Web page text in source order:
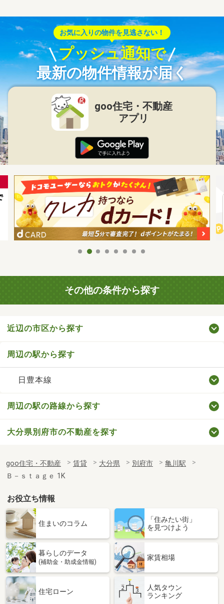
お気に入りの物件を見逃さない！
プッシュ通知で
最新の物件情報が届く
goo住宅・不動産
アプリ
その他の条件から探す
近辺の市区から探す
周辺の駅から探す
日豊本線
周辺の駅の路線から探す
大分県別府市の不動産を探す
goo住宅・不動産 賃貸 大分県 別府市
亀川駅
Ｂ－ｓｔａｇｅ 1K
お役立ち情報
住まいのコラム
「住みたい街」
を見つけよう
暮らしのデータ
(補助金・助成金情報)
家賃相場
住宅ローン
人気タウン
ランキング